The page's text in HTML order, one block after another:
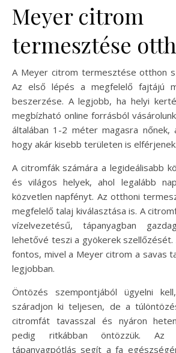
Meyer citrom
termesztése
A Meyer citrom termesztése otthon
Az első lépés a megfelelő fajtájú
beszerzése. A legjobb, ha helyi
megbízható online forrásból
általában 1-2 méter magasra nőnek,
hogy akár kisebb területen is elférjenek.
A citromfák számára a legideálisabb
és világos helyek, ahol legalább
közvetlen napfényt. Az otthoni
megfelelő talaj kiválasztása is. A
vízelvezetésű, tápanyagban
lehetővé teszi a gyökerek
fontos, mivel a Meyer citrom a savas
legjobban.
Öntözés szempontjából ügyelni
száradjon ki teljesen, de a
citromfát tavasszal és nyáron
pedig ritkábban öntözzük. Az
tápanyagpótlás segít a fa